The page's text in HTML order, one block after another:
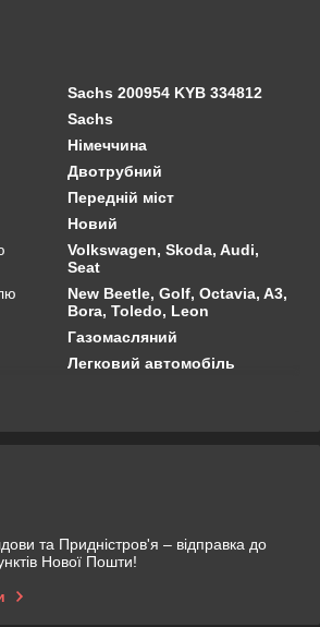
Sachs 200954 KYB 334812
Sachs
Німеччина
Двотрубний
Передній міст
Новий
Volkswagen, Skoda, Audi,
Seat
New Beetle, Golf, Octavia, A3,
Bora, Toledo, Leon
Газомасляний
Легковий автомобіль
та Придністров'я – відправка до
Нової Пошти!